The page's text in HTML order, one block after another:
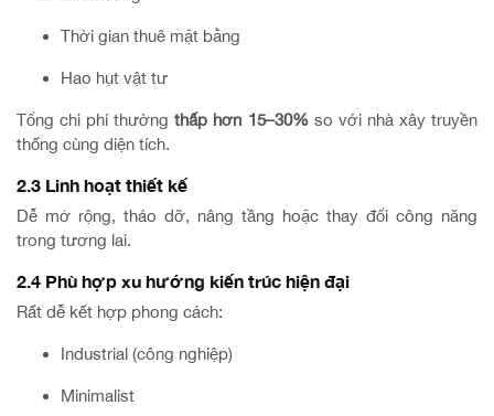
Thời gian thuê mặt bằng
Hao hụt vật tư
Tổng chi phí thườngthấp hơn 15–30%so với nhà xây truyền
thống cùng diện tích.
2.3 Linh hoạt thiết kế
Dễ mở rộng, tháo dỡ, nâng tầng hoặc thay đổi công năng
trong tương lai.
2.4 Phù hợp xu hướng kiến trúc hiện đại
Rất dễ kết hợp phong cách:
Industrial (công nghiệp)
Minimalist